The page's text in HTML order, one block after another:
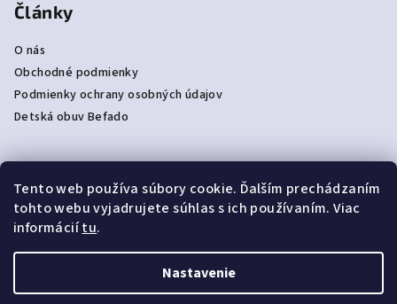
Tento web používa súbory cookie. Ďalším prechádzaním
tohto webu vyjadrujete súhlas s ich používaním. Viac
informáciítu.
Nastavenie
Články
O nás
Obchodné podmienky
Podmienky ochrany osobných údajov
Detská obuv Befado
Prijímame online platby